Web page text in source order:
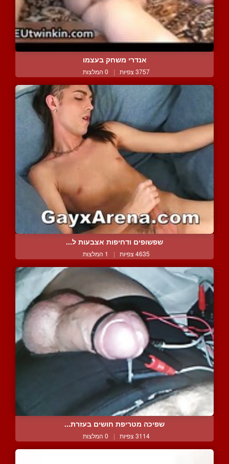
אנדרי משחק בעצמו
3757 צפיות | 0 המלצות
שפשופים ודחיפות אצבעות ל...
4635 צפיות | 1 המלצות
שפיכה מטריפת חושים בעזרת...
3114 צפיות | 0 המלצות